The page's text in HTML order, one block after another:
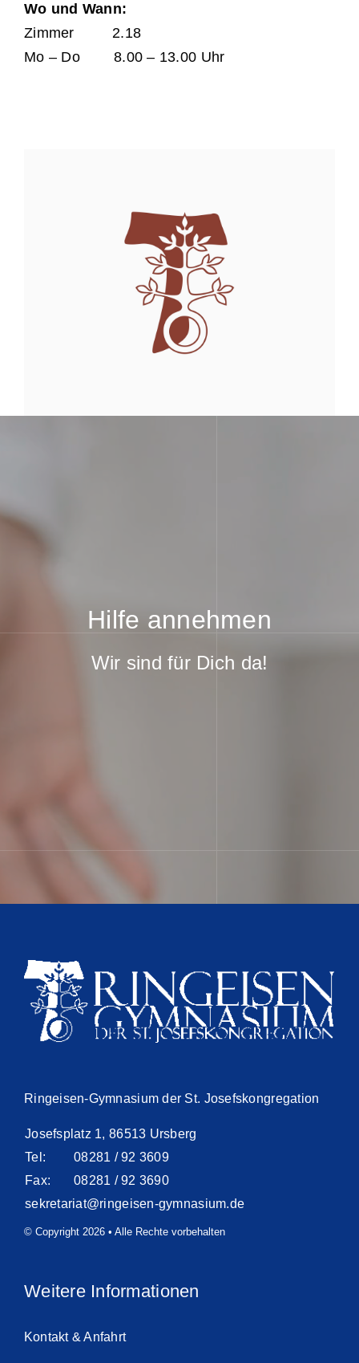
Wo und Wann:
Zimmer 2.18
Mo – Do 8.00 – 13.00 Uhr
Hilfe annehmen
Wir sind für Dich da!
Ringeisen-Gymnasium der St. Josefskongregation
Josefsplatz 1, 86513 Ursberg
Tel:
08281 / 92 3609
Fax:
08281 / 92 3690
sekretariat@ringeisen-gymnasium.de
© Copyright 2026 • Alle Rechte vorbehalten
Weitere Informationen
Kontakt & Anfahrt